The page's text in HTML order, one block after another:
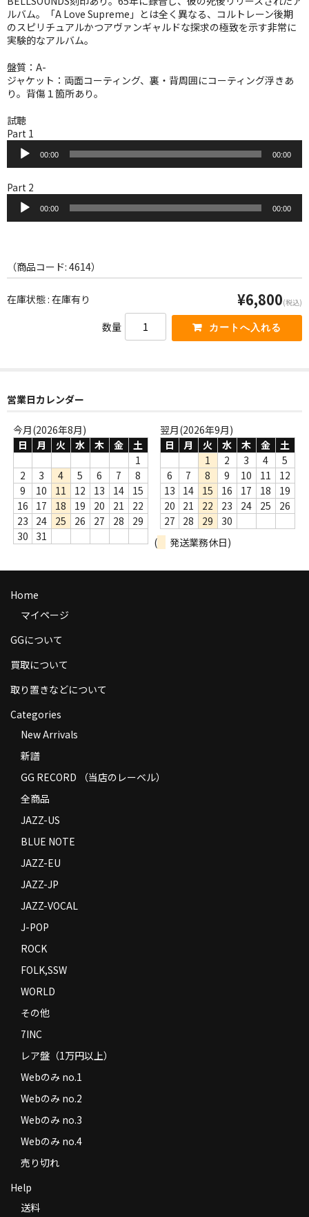
その他
7INC
レア盤（1万円以上）
Webのみ no.1
Webのみ no.2
Webのみ no.3
Webのみ no.4
売り切れ
送料
商品の発送
特定商取引法に基づく表示
Contact
ルバム。「A Love Supreme」とは全く異なる、コルトレーン後期
のスピリチュアルかつアヴァンギャルドな探求の極致を示す非常に
実験的なアルバム。
盤質：A-
ジャケット：両面コーティング、裏・背周囲にコーティング浮きあ
り。背傷１箇所あり。
試聴
Part 1
プ
レ
ー
ー
00:00 00:00
Part 2
プ
ヤ
ー
00:00 00:00
（商品コード: 4614）
在庫状態 : 在庫有り ¥6,800(税込)
数量
営業日カレンダー
今月(2026年8月)
日
月 火 水 木 金
土
1
2
3 4 5 6 7
8
9
10 11 12 13 14
15
16
17 18 19 20 21
22
23
24 25 26 27 28
29
30
31
翌月(2026年9月)
日
月 火 水 木 金
土
1
2 3 4
5
6
7 8 9 10 11
12
13
14 15 16 17 18
19
20
21 22 23 24 25
26
27
28 29
30
(
発送業務休日)
Home
マイページ
GGについて
買取について
取り置きなどについて
Categories
New Arrivals
新譜
GG RECORD （当店のレーベル）
全商品
JAZZ-US
BLUE NOTE
JAZZ-EU
JAZZ-JP
JAZZ-VOCAL
J-POP
ROCK
FOLK,SSW
WORLD
その他
7INC
レア盤（1万円以上）
Webのみ no.1
Webのみ no.2
Webのみ no.3
Webのみ no.4
売り切れ
Help
送料